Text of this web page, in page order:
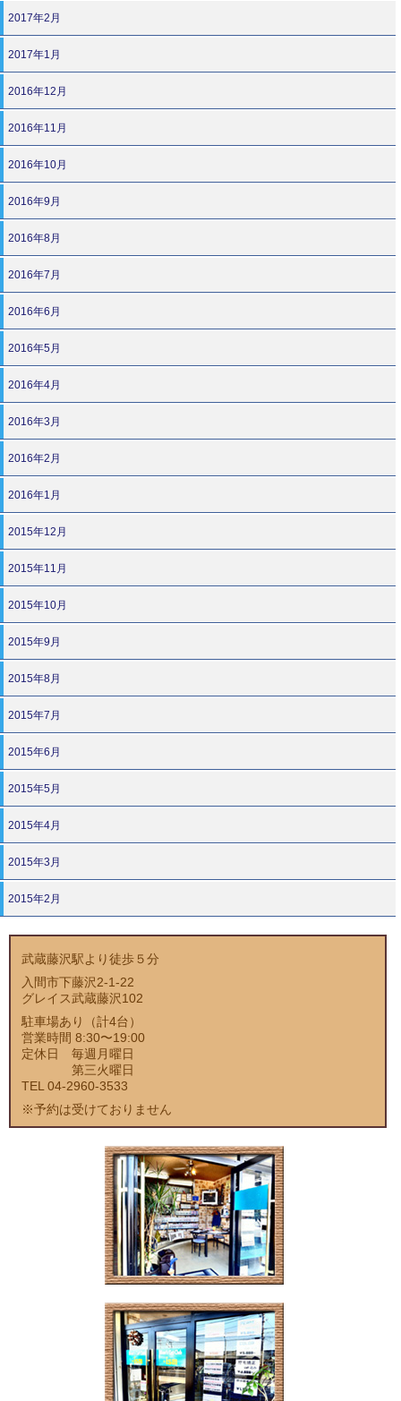
2017年2月
2017年1月
2016年12月
2016年11月
2016年10月
2016年9月
2016年8月
2016年7月
2016年6月
2016年5月
2016年4月
2016年3月
2016年2月
2016年1月
2015年12月
2015年11月
2015年10月
2015年9月
2015年8月
2015年7月
2015年6月
2015年5月
2015年4月
2015年3月
2015年2月
武蔵藤沢駅より徒歩５分
入間市下藤沢2-1-22
グレイス武蔵藤沢102
駐車場あり（計4台）
営業時間 8:30〜19:00
定休日 毎週月曜日
第三火曜日
TEL 04-2960-3533
※予約は受けておりません